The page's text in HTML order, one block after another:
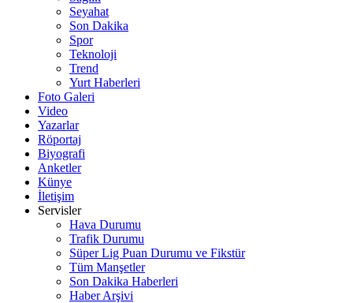
Seyahat
Son Dakika
Spor
Teknoloji
Trend
Yurt Haberleri
Foto Galeri
Video
Yazarlar
Röportaj
Biyografi
Anketler
Künye
İletişim
Servisler
Hava Durumu
Trafik Durumu
Süper Lig Puan Durumu ve Fikstür
Tüm Manşetler
Son Dakika Haberleri
Haber Arşivi